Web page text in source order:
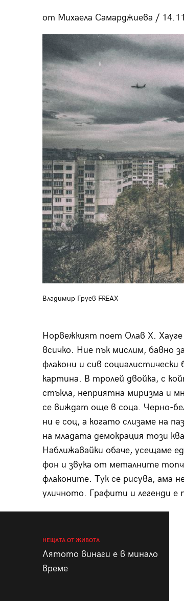
от Михаела Самарджиева /
Владимир Груев FREAX
Норвежкият поет Олав Х. Хауге
всичко. Ние пък мислим, бавно
флакони и сив
картина. В тролей двойка, с
стъкла, неприятна миризма и
се виждат още в соца. Черно-
ни е соц, а когато слизаме на
на младата демокрация този
Наближавайки обаче, усещаме
фон и звука от металните
флаконите. Тук се рисува, ама
уличното. Графити и легенди е
НЕЩАТА ОТ ЖИВОТА
Лятото винаги е в минало
време
28 /29